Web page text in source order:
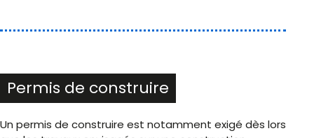
Permis de construire
Un permis de construire est notamment exigé dès lors